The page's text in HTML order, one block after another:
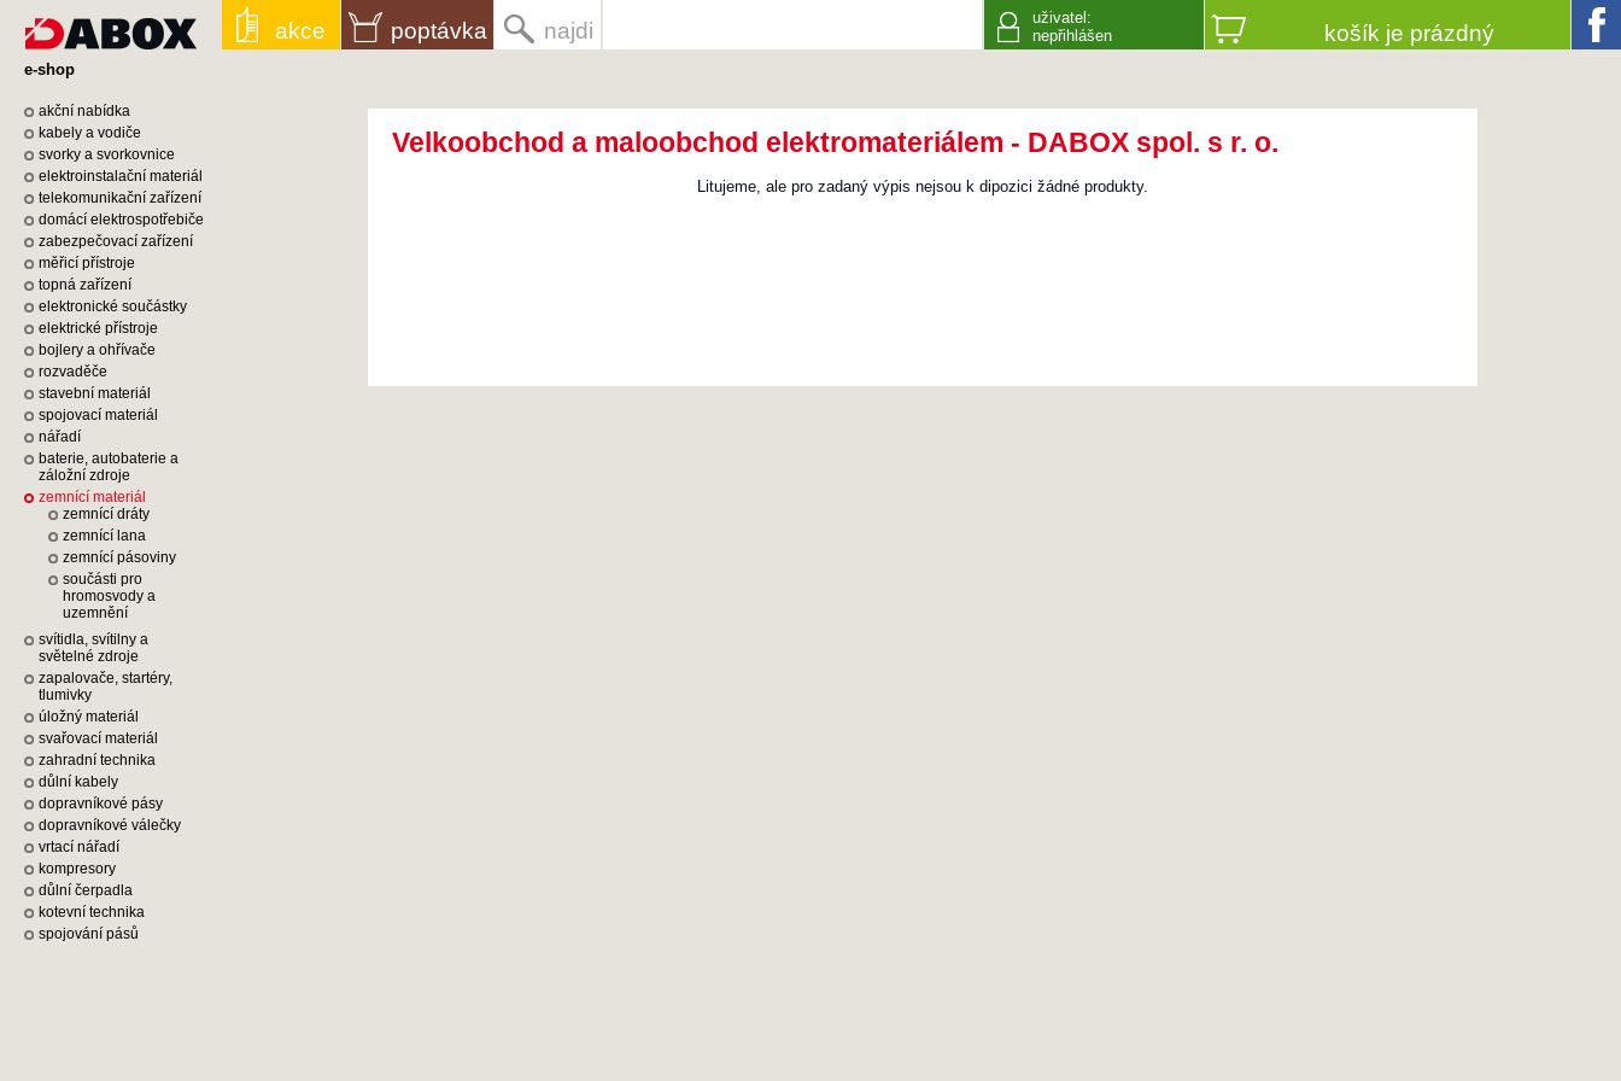
Velkoobchod a maloobchod elektromateriálem - DABOX spol. s r. o.
Litujeme, ale pro zadaný výpis nejsou k dipozici žádné produkty.
e-shop
akční nabídka
kabely a vodiče
svorky a svorkovnice
elektroinstalační materiál
telekomunikační zařízení
domácí elektrospotřebiče
zabezpečovací zařízení
měřicí přístroje
topná zařízení
elektronické součástky
elektrické přístroje
bojlery a ohřívače
rozvaděče
stavební materiál
spojovací materiál
nářadí
baterie, autobaterie a
záložní zdroje
zemnící materiál
zemnící dráty
zemnící lana
zemnící pásoviny
součásti pro
hromosvody a
uzemnění
svítidla, svítilny a
světelné zdroje
zapalovače, startéry,
tlumivky
úložný materiál
svařovací materiál
zahradní technika
důlní kabely
dopravníkové pásy
dopravníkové válečky
vrtací nářadí
kompresory
důlní čerpadla
kotevní technika
spojování pásů
akce poptávka najdi
uživatel:
nepřihlášen
košík je prázdný